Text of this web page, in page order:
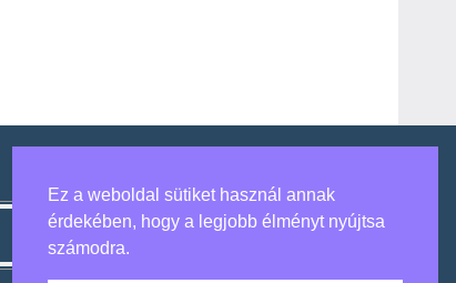
Ez a weboldal sütiket használ annak
érdekében, hogy a legjobb élményt nyújtsa
számodra.